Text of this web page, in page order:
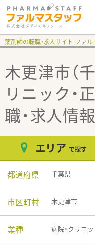
薬剤師の転職・求人サイト ファル
木更津市（
リニック・
職・求人情
エリア で探す
都道府県 千葉県
市区町村 木更津市
業種 病院・クリニッ